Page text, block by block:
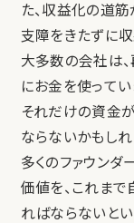
た、収益化の道
支障をきたずに収
大多数の会社は
にお金を使ってい
それだけの資金
ならないかもしれ
多くのファウン
価値を、これま
ればならないと